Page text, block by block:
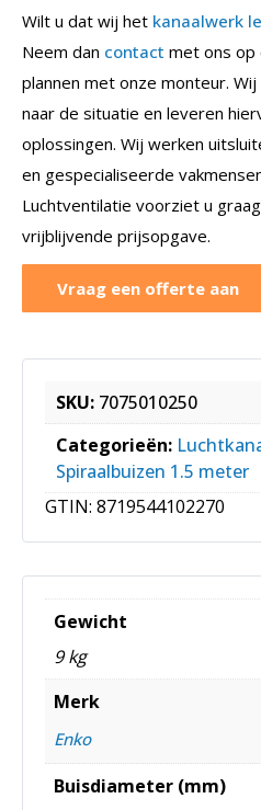
Wilt u dat wij het kanaalwerk
Neem dan contact met ons op
plannen met onze monteur.
naar de situatie en leveren
oplossingen. Wij werken
en gespecialiseerde
Luchtventilatie voorziet u
vrijblijvende prijsopgave.
Vraag een offerte aan
SKU: 7075010250
Categorieën:
Spiraalbuizen 1.5 meter
GTIN: 8719544102270
Gewicht
9 kg
Merk
Enko
Buisdiameter (mm)